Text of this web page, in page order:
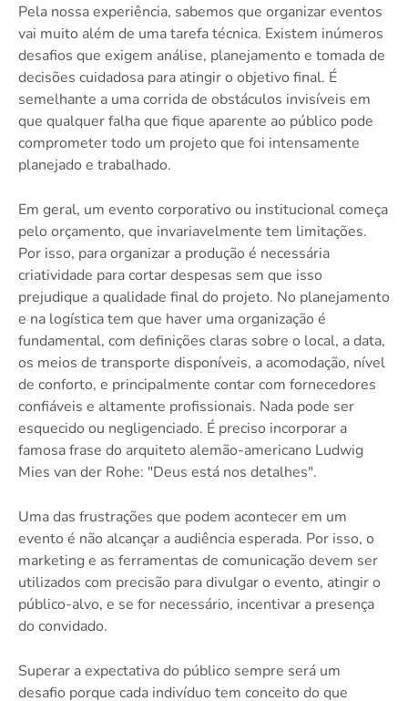
Pela nossa experiência, sabemos que organizar eventos
vai muito além de uma tarefa técnica. Existem inúmeros
desafios que exigem análise, planejamento e tomada de
decisões cuidadosa para atingir o objetivo final. É
semelhante a uma corrida de obstáculos invisíveis em
que qualquer falha que fique aparente ao público pode
comprometer todo um projeto que foi intensamente
planejado e trabalhado.
Em geral, um evento corporativo ou institucional começa
pelo orçamento, que invariavelmente tem limitações.
Por isso, para organizar a produção é necessária
criatividade para cortar despesas sem que isso
prejudique a qualidade final do projeto. No planejamento
e na logística tem que haver uma organização é
fundamental, com definições claras sobre o local, a data,
os meios de transporte disponíveis, a acomodação, nível
de conforto, e principalmente contar com fornecedores
confiáveis e altamente profissionais. Nada pode ser
esquecido ou negligenciado. É preciso incorporar a
famosa frase do arquiteto alemão-americano Ludwig
Mies van der Rohe: "Deus está nos detalhes".
Uma das frustrações que podem acontecer em um
evento é não alcançar a audiência esperada. Por isso, o
marketing e as ferramentas de comunicação devem ser
utilizados com precisão para divulgar o evento, atingir o
público-alvo, e se for necessário, incentivar a presença
do convidado.
Superar a expectativa do público sempre será um
desafio porque cada indivíduo tem conceito do que